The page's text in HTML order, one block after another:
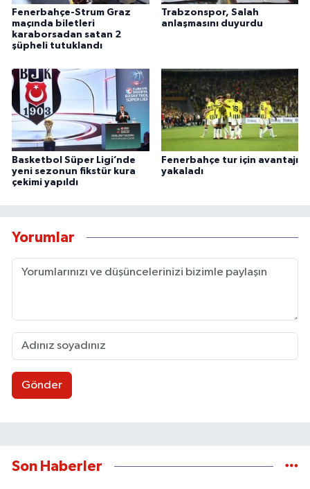
Fenerbahçe-Strum Graz
maçında biletleri
karaborsadan satan 2
şüpheli tutuklandı
Trabzonspor, Salah
anlaşmasını duyurdu
Basketbol Süper Ligi’nde
yeni sezonun fikstür kura
çekimi yapıldı
Fenerbahçe tur için avantajı
yakaladı
Yorumlar
Gönder
Son Haberler